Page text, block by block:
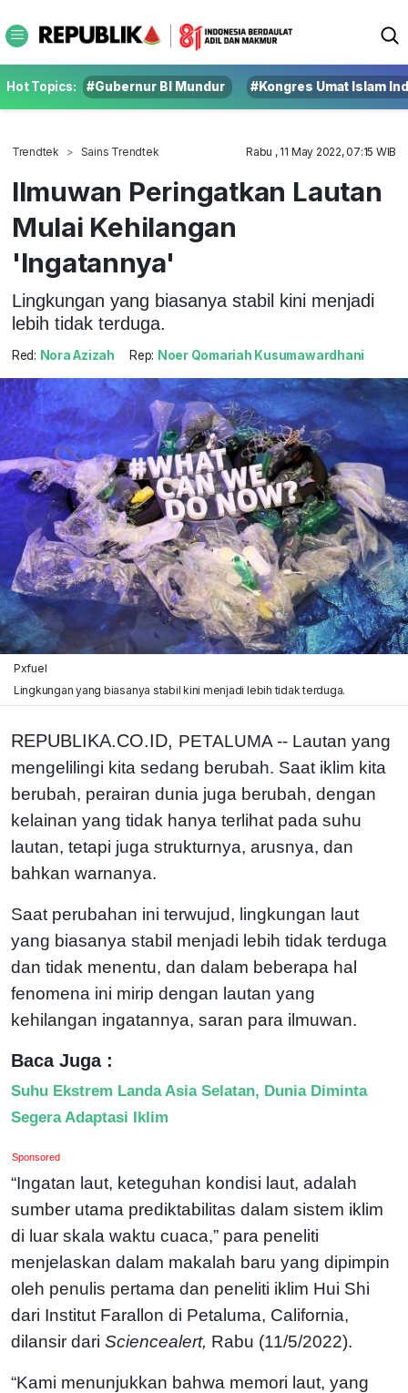
Hot Topics: #Gubernur BI Mundur #Kongres Umat Islam
Trendtek Sains Trendtek Rabu , 11 May 2022, 07:15 WIB
Ilmuwan Peringatkan Lautan
Mulai Kehilangan
'Ingatannya'
Lingkungan yang biasanya stabil kini menjadi
lebih tidak terduga.
Red: Nora Azizah Rep: Noer Qomariah Kusumawardhani
Pxfuel
Lingkungan yang biasanya stabil kini menjadi lebih tidak terduga.
REPUBLIKA.CO.ID, PETALUMA -- Lautan yang
mengelilingi kita sedang berubah. Saat iklim kita
berubah, perairan dunia juga berubah, dengan
kelainan yang tidak hanya terlihat pada suhu
lautan, tetapi juga strukturnya, arusnya, dan
bahkan warnanya.
Saat perubahan ini terwujud, lingkungan laut
yang biasanya stabil menjadi lebih tidak terduga
dan tidak menentu, dan dalam beberapa hal
fenomena ini mirip dengan lautan yang
kehilangan ingatannya, saran para ilmuwan.
Baca Juga :
Suhu Ekstrem Landa Asia Selatan, Dunia Diminta
Segera Adaptasi Iklim
Sponsored
“Ingatan laut, keteguhan kondisi laut, adalah
sumber utama prediktabilitas dalam sistem iklim
di luar skala waktu cuaca,” para peneliti
menjelaskan dalam makalah baru yang dipimpin
oleh penulis pertama dan peneliti iklim Hui Shi
dari Institut Farallon di Petaluma, California,
dilansir dari Sciencealert, Rabu (11/5/2022).
“Kami menunjukkan bahwa memori laut, yang